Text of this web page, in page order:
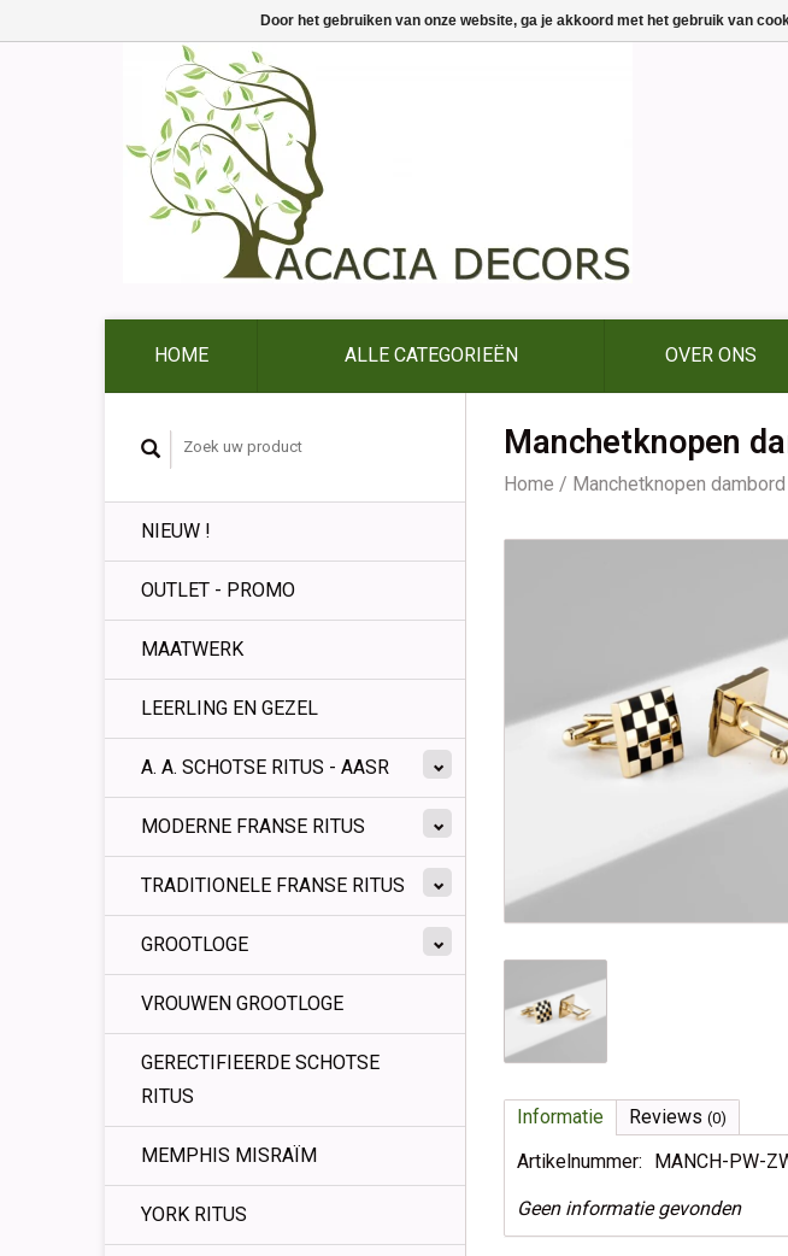
HOME ALLE CATEGORIEËN OVER ONS
NIEUW !
OUTLET - PROMO
MAATWERK
LEERLING EN GEZEL
A. A. SCHOTSE RITUS - AASR
MODERNE FRANSE RITUS
TRADITIONELE FRANSE RITUS
GROOTLOGE
VROUWEN GROOTLOGE
GERECTIFIEERDE SCHOTSE
RITUS
MEMPHIS MISRAÏM
YORK RITUS
Manchetknopen
Home / Manchetknopen
Informatie Reviews (0)
Artikelnummer: MANCH-PW-
Geen informatie gevonden
Door het gebruiken van onze website, ga je akkoord met het gebruik van